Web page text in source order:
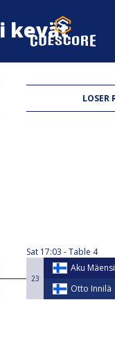
LOSER
Sat 17:03 Table 4
23
Aku
Otto Innilä